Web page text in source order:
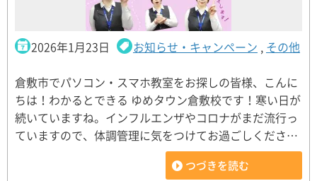
2026年1月23日 お知らせ・キャンペーン , その他
倉敷市でパソコン・スマホ教室をお探しの皆様、こんに
ちは！わかるとできる ゆめタウン倉敷校です！寒い日が
続いていますね。インフルエンザやコロナがまだ流行っ
ていますので、体調管理に気をつけてお過ごしくださ…
つづきを読む